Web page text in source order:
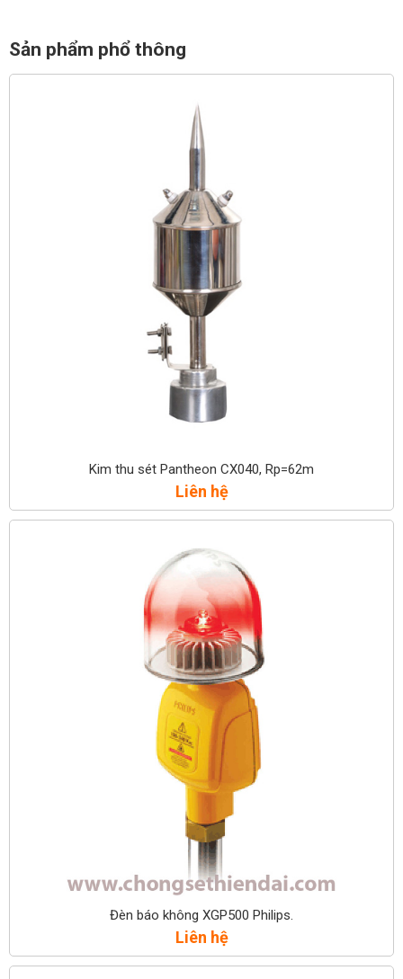
Sản phẩm phổ thông
Kim thu sét Pantheon CX040, Rp=62m
Liên hệ
Đèn báo không XGP500 Philips.
Liên hệ